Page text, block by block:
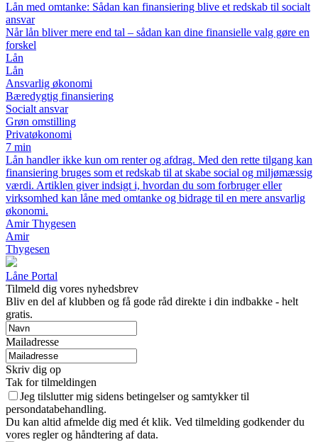
Lån med omtanke: Sådan kan finansiering blive et redskab til socialt
ansvar
Når lån bliver mere end tal – sådan kan dine finansielle valg gøre en
forskel
Lån
Lån
Ansvarlig økonomi
Bæredygtig finansiering
Socialt ansvar
Grøn omstilling
Privatøkonomi
7 min
Lån handler ikke kun om renter og afdrag. Med den rette tilgang kan
finansiering bruges som et redskab til at skabe social og miljømæssig
værdi. Artiklen giver indsigt i, hvordan du som forbruger eller
virksomhed kan låne med omtanke og bidrage til en mere ansvarlig
økonomi.
Amir Thygesen
Amir
Thygesen
Låne Portal
Tilmeld dig vores nyhedsbrev
Bliv en del af klubben og få gode råd direkte i din indbakke - helt
gratis.
Mailadresse
Skriv dig op
Tak for tilmeldingen
Jeg tilslutter mig sidens betingelser og samtykker til
persondatabehandling.
Du kan altid afmelde dig med ét klik. Ved tilmelding godkender du
vores regler og håndtering af data.